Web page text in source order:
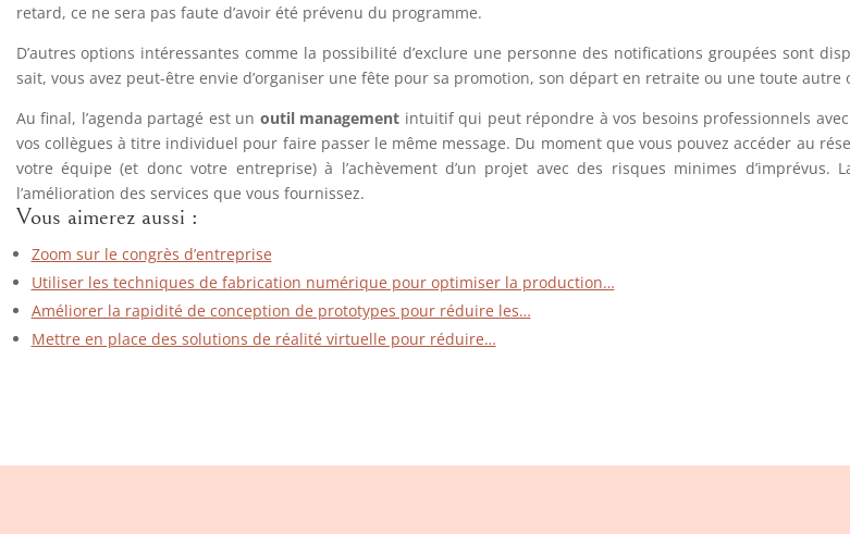
retard, ce ne sera pas faute d’avoir été prévenu du programme.
D’autres options intéressantes comme la possibilité d’exclure une personne des notifications groupées sont
sait, vous avez peut-être envie d’organiser une fête pour sa promotion, son départ en retraite ou une toute autre
Au final, l’agenda partagé est un outil management intuitif qui peut répondre à vos besoins professionnels
vos collègues à titre individuel pour faire passer le même message. Du moment que vous pouvez accéder au
votre équipe (et donc votre entreprise) à l’achèvement d’un projet avec des risques minimes d’imprévus.
l’amélioration des services que vous fournissez.
Vous aimerez aussi :
Zoom sur le congrès d’entreprise
Utiliser les techniques de fabrication numérique pour optimiser la production…
Améliorer la rapidité de conception de prototypes pour réduire les…
Mettre en place des solutions de réalité virtuelle pour réduire…